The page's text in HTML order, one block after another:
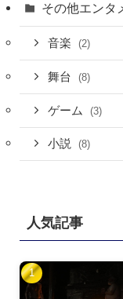
その他エンタ
音楽 (2)
舞台 (8)
ゲーム (3)
小説 (8)
人気記事